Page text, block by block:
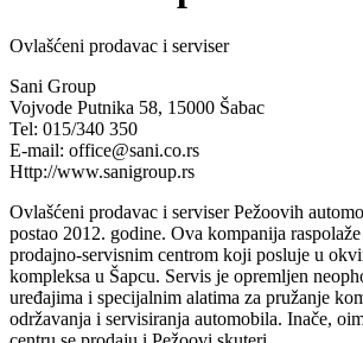
Ovlašćeni prodavac i serviser
Sani Group
Vojvode Putnika 58, 15000 Šabac
Tel: 015/340 350
E-mail: office@sani.co.rs
Http://www.sanigroup.rs
Ovlašćeni prodavac i serviser Pežoovih
postao 2012. godine. Ova kompanija
prodajno-servisnim centrom koji posluje u
kompleksa u Šapcu. Servis je opremljen
uređajima i specijalnim alatima za pružanje
održavanja i servisiranja automobila. Inače,